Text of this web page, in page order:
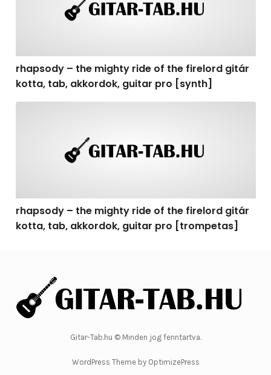
rhapsody – the mighty ride of the firelord gitár
kotta, tab, akkordok, guitar pro [synth]
rhapsody – the mighty ride of the firelord gitár
kotta, tab, akkordok, guitar pro [trompetas]
Gitar-Tab.hu © Minden jog fenntartva.
WordPress Theme by OptimizePress